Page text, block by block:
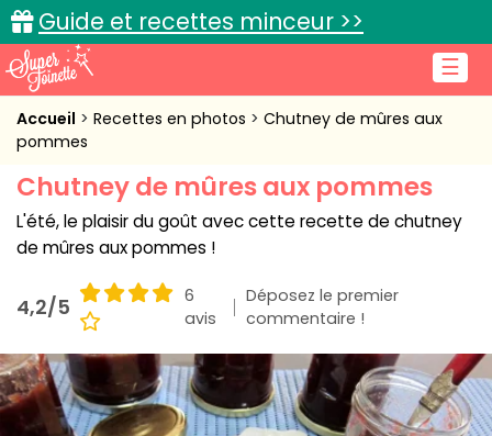
☰
Guide et recettes minceur >>
Accueil
Cuisine pratique
L'actu cuisine
Connexion
Accueil Recettes en photos
Chutney de mûres aux
pommes
Chutney de mûres aux pommes
L'été, le plaisir du goût avec cette recette de chutney
de mûres aux pommes !
4,2/5
6
avis
Déposez le premier
commentaire !